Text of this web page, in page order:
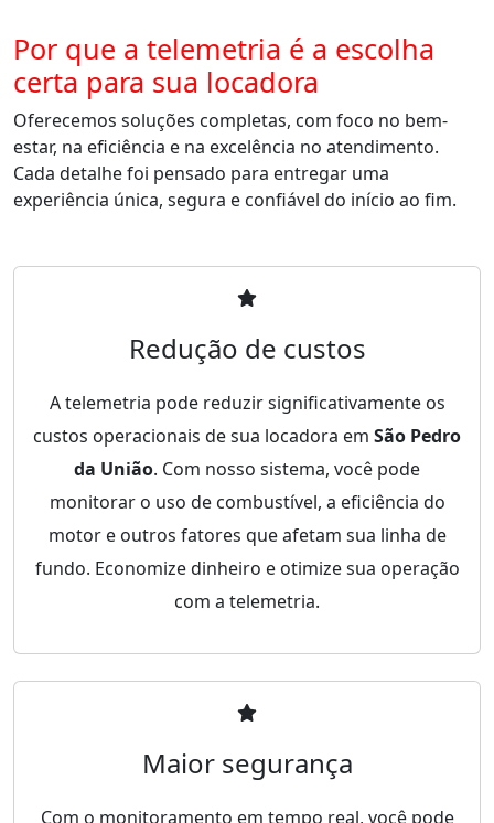
Por que a telemetria é a escolha
certa para sua locadora
Oferecemos soluções completas, com foco no bem-
estar, na eficiência e na excelência no atendimento.
Cada detalhe foi pensado para entregar uma
experiência única, segura e confiável do início ao fim.
Redução de custos
A telemetria pode reduzir significativamente os
custos operacionais de sua locadora em São Pedro
da União. Com nosso sistema, você pode
monitorar o uso de combustível, a eficiência do
motor e outros fatores que afetam sua linha de
fundo. Economize dinheiro e otimize sua operação
com a telemetria.
Maior segurança
Com o monitoramento em tempo real, você pode